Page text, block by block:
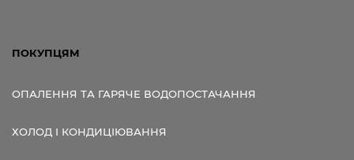
ПОКУПЦЯМ
ОПАЛЕННЯ ТА ГАРЯЧЕ ВОДОПОСТАЧАННЯ
ХОЛОД І КОНДИЦІЮВАННЯ